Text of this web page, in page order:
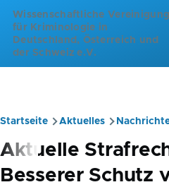
Direkt zum Inhalt
Wissenschaftliche Vereinigung
für Kriminologie in
Deutschland, Österreich und
der Schweiz e.V.
Pfadnavigation
Startseite Aktuelles
Aktuelle
Besserer Schutz